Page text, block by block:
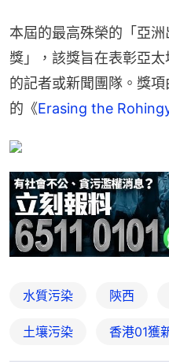
本屆的最高殊榮的「亞
獎」，該獎旨在表彰亞
的記者或新聞團隊。獎
的《Erasing the
水質污染 陝西
土壤污染 香港01獲